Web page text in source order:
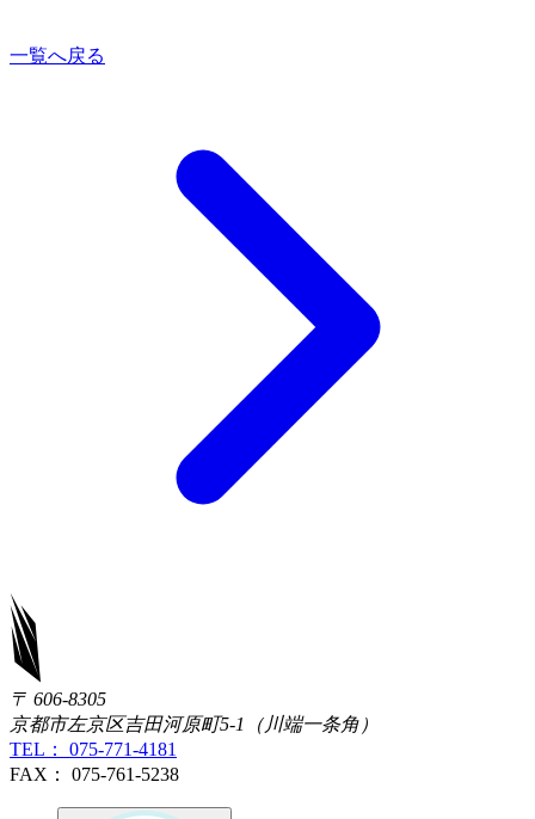
一覧へ戻る
〒 606-8305
京都市左京区吉田河原町5-1（川端一条角）
TEL： 075-771-4181
FAX： 075-761-5238